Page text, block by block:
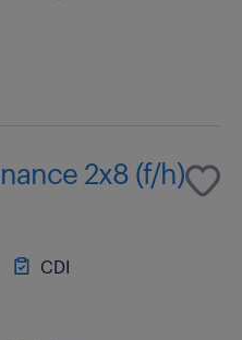
2x8 (f/h)
CDI